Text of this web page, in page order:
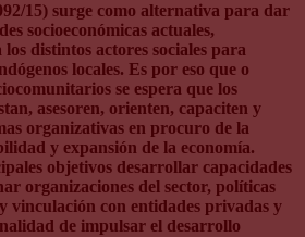
15) surge como alternativa para dar
socioeconómicas actuales,
distintos actores sociales para
locales. Es por eso que o
se espera que los
asesoren, orienten, capaciten y
organizativas en procuro de la
y expansión de la economía.
objetivos desarrollar capacidades
organizaciones del sector, políticas
vinculación con entidades privadas y
de impulsar el desarrollo